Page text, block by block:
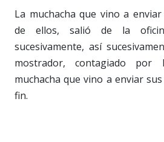
La muchacha que vino a
de ellos, salió de la
sucesivamente, así
mostrador, contagiado
muchacha que vino a enviar
fin.